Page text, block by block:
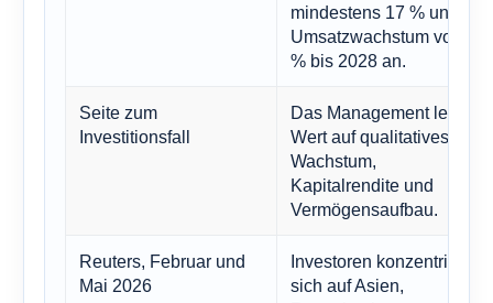
mindestens 17 % und ein
Umsatzwachstum von 5
% bis 2028 an.
Seite zum
Investitionsfall
Das Management legt
Wert auf qualitatives
Wachstum,
Kapitalrendite und
Vermögensaufbau.
Reuters, Februar und
Mai 2026
Investoren konzentrieren
sich auf Asien,